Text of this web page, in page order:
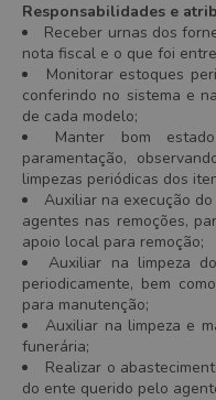
Responsabilidades e
Receber urnas dos
nota fiscal e o que foi
Monitorar estoques
conferindo no sistema e
de cada modelo;
Manter bom
paramentação,
limpezas periódicas dos
Auxiliar na execução
agentes nas remoções,
apoio local para remoção;
Auxiliar na limpeza
periodicamente, bem
para manutenção;
Auxiliar na limpeza e
funerária;
Realizar o
do ente querido pelo